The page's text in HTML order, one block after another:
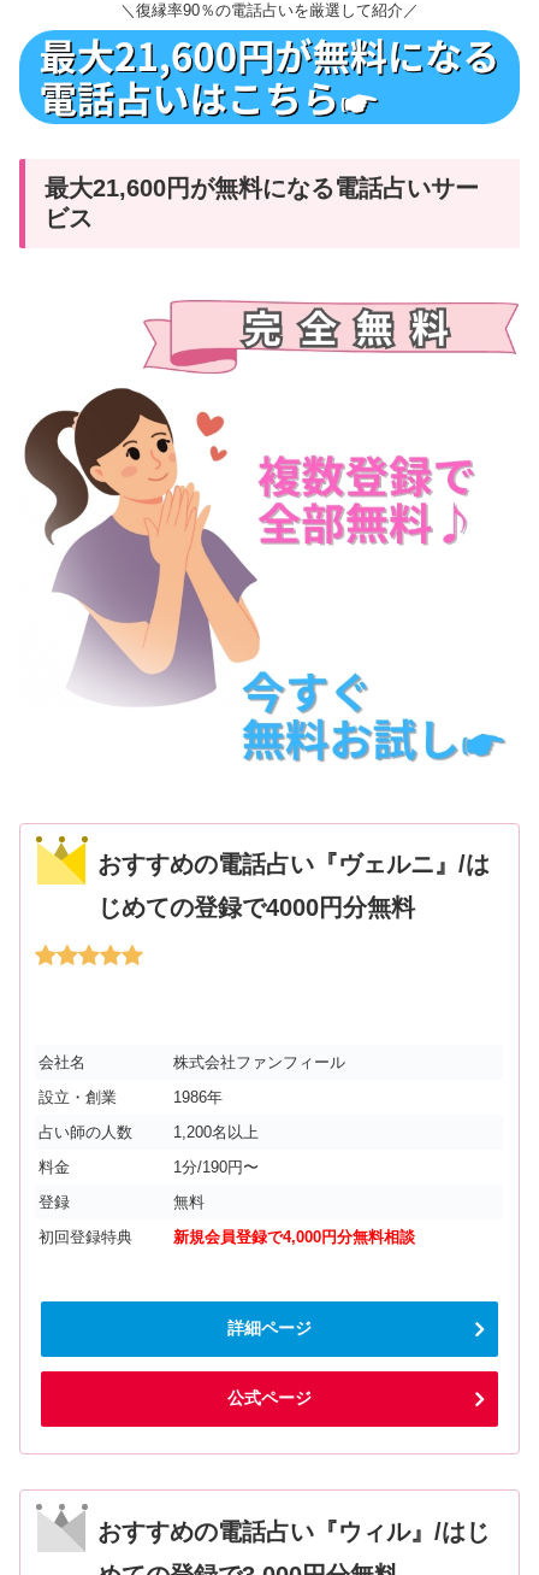
＼復縁率90％の電話占いを厳選して紹介／
最大21,600円が無料になる電話占いサー
ビス
おすすめの電話占い『ヴェルニ』/は
じめての登録で4000円分無料
会社名
株式会社ファンフィール
設立・創業
1986年
占い師の人数
1,200名以上
料金
1分/190円〜
登録
無料
初回登録特典
新規会員登録で4,000円分無料相談
詳細ページ
公式ページ
おすすめの電話占い『ウィル』/はじ